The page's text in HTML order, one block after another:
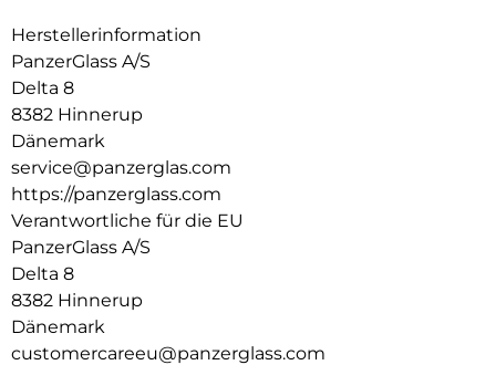
verstärkten Ecken, die den täglichen Stößen und
Erschütterungen standhalten. Dank der integrierten
Halterung für deinen Apple Pencil hast du ihn immer
griffbereit.
Bist du bereit, dein iPad auf das nächste Level zu bringen?
Die iPad Essential Hülle vereint Stil, Vielseitigkeit und Schutz
in einem cleveren Design – gemacht, um mit dir Schritt zu
halten, egal wohin dich der Tag führt.
Herstellerinformation
PanzerGlass A/S
Delta 8
8382 Hinnerup
Dänemark
service@panzerglas.com
https://panzerglass.com
Verantwortliche für die EU
PanzerGlass A/S
Delta 8
8382 Hinnerup
Dänemark
customercareeu@panzerglass.com